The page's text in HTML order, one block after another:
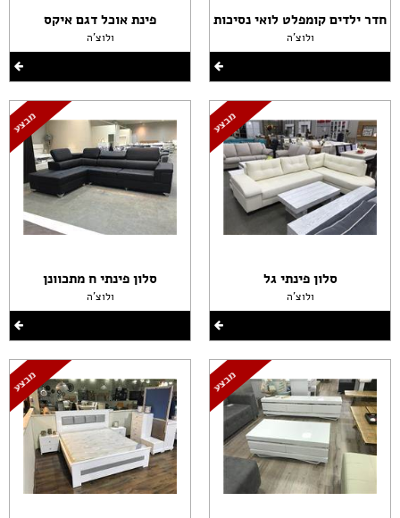
חדר ילדים קומפלט לואי נסיכות
ולוצ'ה
סלון פינתי גל
ולוצ'ה
פינת אוכל דגם איקס
ולוצ'ה
סלון פינתי ח מתכוונן
ולוצ'ה